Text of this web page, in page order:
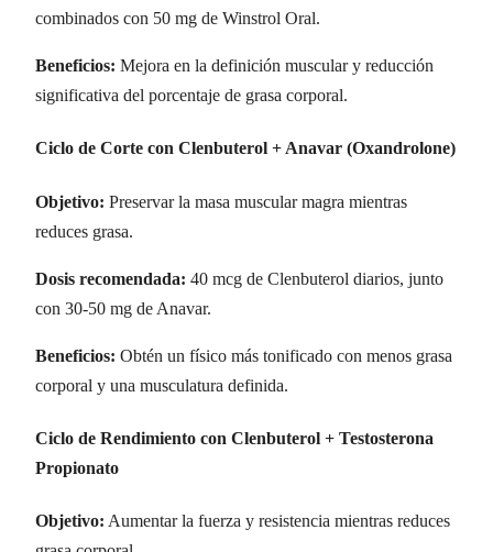
combinados con 50 mg de Winstrol Oral.
Beneficios: Mejora en la definición muscular y reducción
significativa del porcentaje de grasa corporal.
Ciclo de Corte con Clenbuterol + Anavar (Oxandrolone)
Objetivo: Preservar la masa muscular magra mientras
reduces grasa.
Dosis recomendada: 40 mcg de Clenbuterol diarios, junto
con 30-50 mg de Anavar.
Beneficios: Obtén un físico más tonificado con menos grasa
corporal y una musculatura definida.
Ciclo de Rendimiento con Clenbuterol + Testosterona
Propionato
Objetivo: Aumentar la fuerza y resistencia mientras reduces